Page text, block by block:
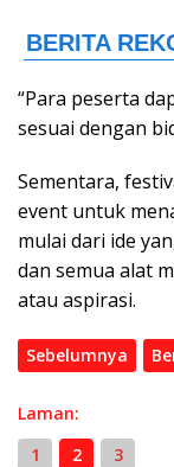
“Para peserta
sesuai dengan
Sementara,
event untuk
mulai dari ide
dan semua alat
atau aspirasi.
Sebelumnya
Laman:
1
2 3